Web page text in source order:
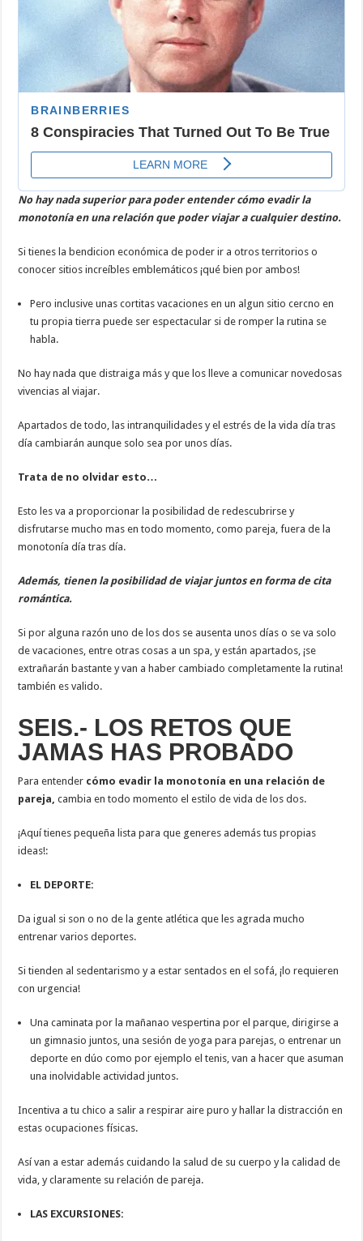
No hay nada superior para poder entender cómo evadir la
monotonía en una relación que poder viajar a cualquier destino.
Si tienes la bendicion económica de poder ir a otros territorios o
conocer sitios increíbles emblemáticos ¡qué bien por ambos!
Pero inclusive unas cortitas vacaciones en un algun sitio cercno en
tu propia tierra puede ser espectacular si de romper la rutina se
habla.
No hay nada que distraiga más y que los lleve a comunicar novedosas
vivencias al viajar.
Apartados de todo, las intranquilidades y el estrés de la vida día tras
día cambiarán aunque solo sea por unos días.
Trata de no olvidar esto…
Esto les va a proporcionar la posibilidad de redescubrirse y
disfrutarse mucho mas en todo momento, como pareja, fuera de la
monotonía día tras día.
Además, tienen la posibilidad de viajar juntos en forma de cita
romántica.
Si por alguna razón uno de los dos se ausenta unos días o se va solo
de vacaciones, entre otras cosas a un spa, y están apartados, ¡se
extrañarán bastante y van a haber cambiado completamente la rutina!
también es valido.
SEIS.- LOS RETOS QUE
JAMAS HAS PROBADO
Para entender cómo evadir la monotonía en una relación de
pareja, cambia en todo momento el estilo de vida de los dos.
¡Aquí tienes pequeña lista para que generes además tus propias
ideas!:
EL DEPORTE:
Da igual si son o no de la gente atlética que les agrada mucho
entrenar varios deportes.
Si tienden al sedentarismo y a estar sentados en el sofá, ¡lo requieren
con urgencia!
Una caminata por la mañanao vespertina por el parque, dirigirse a
un gimnasio juntos, una sesión de yoga para parejas, o entrenar un
deporte en dúo como por ejemplo el tenis, van a hacer que asuman
una inolvidable actividad juntos.
Incentiva a tu chico a salir a respirar aire puro y hallar la distracción en
estas ocupaciones físicas.
Así van a estar además cuidando la salud de su cuerpo y la calidad de
vida, y claramente su relación de pareja.
LAS EXCURSIONES: